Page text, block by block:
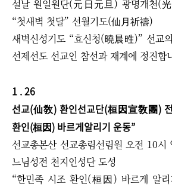
설날 원일원단(元日元旦) 광명개천(
“첫새벽 첫달” 선월기도(仙月祈禱)
새벽신성기도 “효신청(曉晨甠)” 선교
선제선도 선교인 참선과 재계에 정진합
1 . 26
선교(仙敎) 환인선교단(桓因宣敎團)
환인(桓因) 바르게알리기 운동”
선교총본산 선교총림선림원 오전 10
느님성전 천지인성단 도성
“한민족 시조 환인(桓因) 바르게 알